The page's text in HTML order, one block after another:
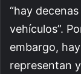
“hay
vehículos”.
embargo,
representan